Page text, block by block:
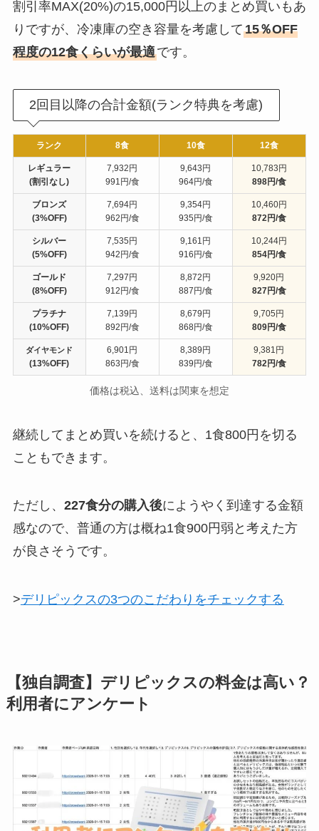
割引率MAX(20%)の15,000円以上のまとめ買いもあ
りですが、冷凍庫の空き容量を考慮して15％OFF
程度の12食くらいが最適です。
2回目以降の合計金額(ランク特典を考慮)
ランク 8食 10食 12食
レギュラー
(割引なし)
7,932円
991円/食
9,643円
964円/食
10,783円
898円/食
ブロンズ
(3%OFF)
7,694円
962円/食
9,354円
935円/食
10,460円
872円/食
シルバー
(5%OFF)
7,535円
942円/食
9,161円
916円/食
10,244円
854円/食
ゴールド
(8%OFF)
7,297円
912円/食
8,872円
887円/食
9,920円
827円/食
プラチナ
(10%OFF)
7,139円
892円/食
8,679円
868円/食
9,705円
809円/食
ダイヤモンド
(13%OFF)
6,901円
863円/食
8,389円
839円/食
9,381円
782円/食
価格は税込、送料は関東を想定
継続してまとめ買いを続けると、1食800円を切る
こともできます。
ただし、 227食分の購入後にようやく到達する金額
感なので、普通の方は概ね1食900円弱と考えた方
が良さそうです。
>デリピックスの3つのこだわりをチェックする
【独自調査】デリピックスの料金は高い？
利用者にアンケート